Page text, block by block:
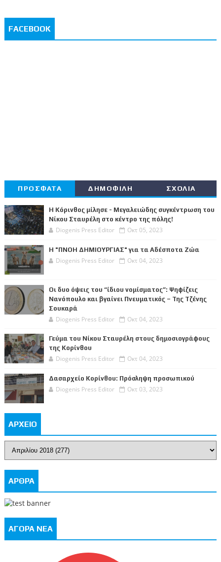
FACEBOOK
ΠΡΟΣΦΑΤΑ ΔΗΜΟΦΙΛΗ ΣΧΟΛΙΑ
Η Κόρινθος μίλησε - Μεγαλειώδης συγκέντρωση του
Νίκου Σταυρέλη στο κέντρο της πόλης!
Diogenis Press Editor Οκτ 05, 2023
Η "ΠΝΟΗ ΔΗΜΙΟΥΡΓΙΑΣ" για τα Αδέσποτα Ζώα
Diogenis Press Editor Οκτ 04, 2023
Οι δυο όψεις του “ίδιου νομίσματος”: Ψηφίζεις
Νανόπουλο και βγαίνει Πνευματικός – Της Τζένης
Σουκαρά
Diogenis Press Editor Οκτ 04, 2023
Γεύμα του Νίκου Σταυρέλη στους δημοσιογράφους
της Κορίνθου
Diogenis Press Editor Οκτ 04, 2023
Δασαρχείο Κορίνθου: Πρόσληψη προσωπικού
Diogenis Press Editor Οκτ 03, 2023
ΑΡΧΕΙΟ
ΑΡΘΡΑ
ΑΓΟΡΑ ΝΕΑ